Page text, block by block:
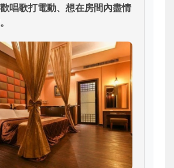
唱歌打電動、想在房間內盡情